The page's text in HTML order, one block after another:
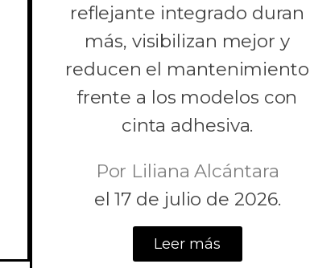
reflejante integrado duran
más, visibilizan mejor y
reducen el mantenimiento
frente a los modelos con
cinta adhesiva.
Por Liliana Alcántara
el 17 de julio de 2026.
Leer más